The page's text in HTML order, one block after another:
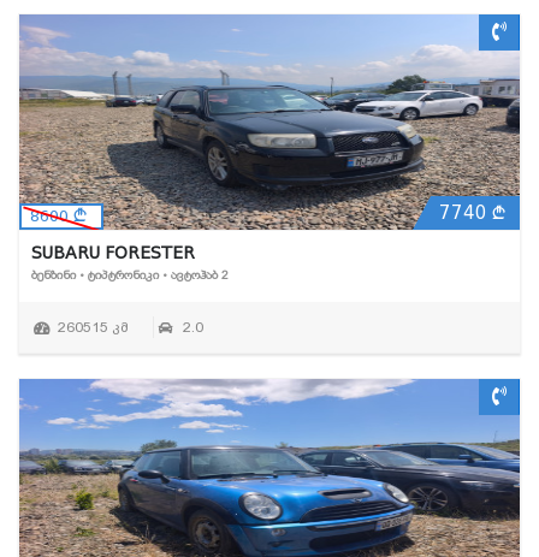
8600 7740
SUBARU FORESTER
ᲑᲔᲜᲖᲘᲜᲘ • ᲢᲘᲞᲢᲠᲝᲜᲘᲙᲘ • ᲐᲕᲢᲝᲰᲐᲑ 2
260515 კმ 2.0